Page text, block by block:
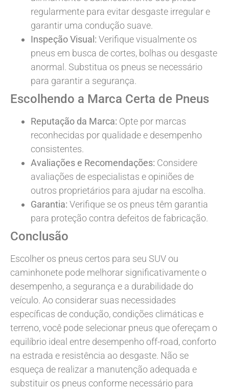
regularmente para evitar desgaste irregular e
garantir uma condução suave.
Inspeção Visual: Verifique visualmente os
pneus em busca de cortes, bolhas ou desgaste
anormal. Substitua os pneus se necessário
para garantir a segurança.
Escolhendo a Marca Certa de Pneus
Reputação da Marca: Opte por marcas
reconhecidas por qualidade e desempenho
consistentes.
Avaliações e Recomendações: Considere
avaliações de especialistas e opiniões de
outros proprietários para ajudar na escolha.
Garantia: Verifique se os pneus têm garantia
para proteção contra defeitos de fabricação.
Conclusão
Escolher os pneus certos para seu SUV ou
caminhonete pode melhorar significativamente o
desempenho, a segurança e a durabilidade do
veículo. Ao considerar suas necessidades
específicas de condução, condições climáticas e
terreno, você pode selecionar pneus que ofereçam o
equilíbrio ideal entre desempenho off-road, conforto
na estrada e resistência ao desgaste. Não se
esqueça de realizar a manutenção adequada e
substituir os pneus conforme necessário para